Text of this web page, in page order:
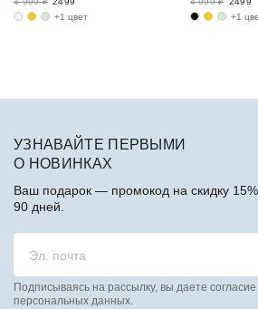
+1 цвет
+1
УЗНАВАЙТЕ ПЕРВЫМИ
О НОВИНКАХ
Ваш подарок — промокод на скидку
90 дней.
Подписываясь на рассылку, вы даете
персональных данных.